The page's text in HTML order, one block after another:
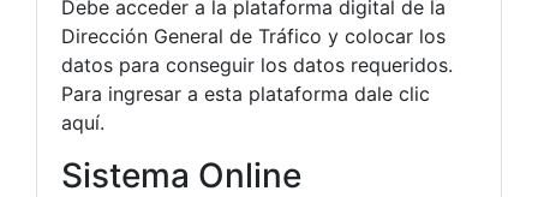
Debe acceder a la plataforma digital de la
Dirección General de Tráfico y colocar los
datos para conseguir los datos requeridos.
Para ingresar a esta plataforma dale clic
aquí.
Sistema Online